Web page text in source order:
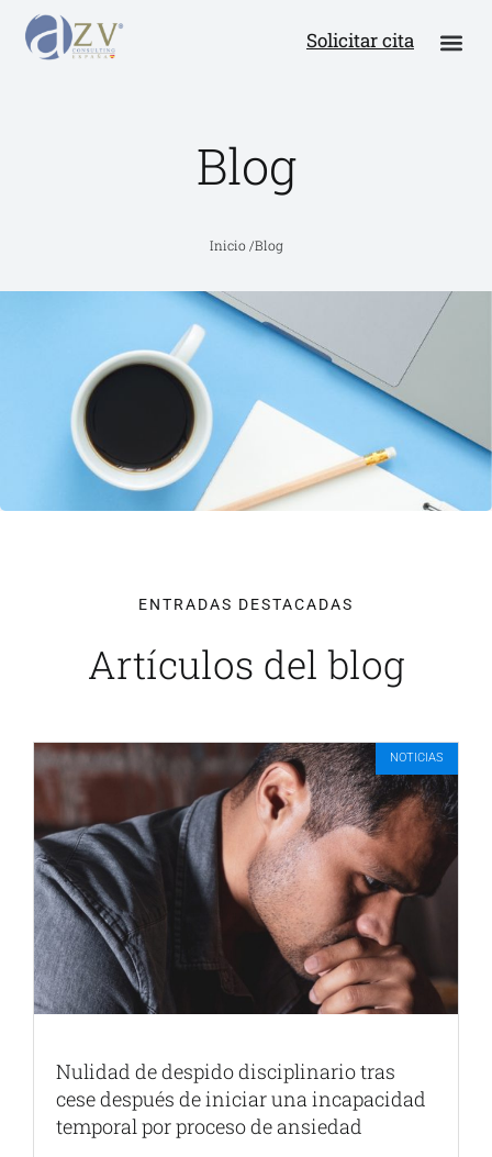
Solicitar cita
Blog
Inicio /Blog
ENTRADAS DESTACADAS
Artículos del blog
NOTICIAS
Nulidad de despido disciplinario tras
cese después de iniciar una incapacidad
temporal por proceso de ansiedad